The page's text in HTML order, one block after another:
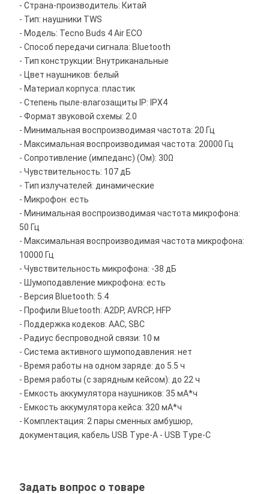
- Страна-производитель: Китай
- Тип: наушники TWS
- Модель: Tecno Buds 4 Air ECO
- Способ передачи сигнала: Bluetooth
- Тип конструкции: Внутриканальные
- Цвет наушников: белый
- Материал корпуса: пластик
- Степень пыле-влагозащиты IP: IPX4
- Формат звуковой схемы: 2.0
- Минимальная воспроизводимая частота: 20 Гц
- Максимальная воспроизводимая частота: 20000 Гц
- Сопротивление (импеданс) (Ом): 30Ω
- Чувствительность: 107 дБ
- Тип излучателей: динамические
- Микрофон: есть
- Минимальная воспроизводимая частота микрофона:
50 Гц
- Максимальная воспроизводимая частота микрофона:
10000 Гц
- Чувствительность микрофона: -38 дБ
- Шумоподавление микрофона: есть
- Версия Bluetooth: 5.4
- Профили Bluetooth: A2DP, AVRCP, HFP
- Поддержка кодеков: AAC, SBC
- Радиус беспроводной связи: 10 м
- Система активного шумоподавления: нет
- Время работы на одном заряде: до 5.5 ч
- Время работы (с зарядным кейсом): до 22 ч
- Емкость аккумулятора наушников: 35 мА*ч
- Емкость аккумулятора кейса: 320 мА*ч
- Комплектация: 2 пары сменных амбушюр,
документация, кабель USB Type-A - USB Type-C
Задать вопрос о товаре